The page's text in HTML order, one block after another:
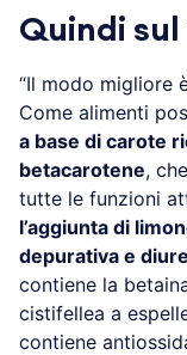
Quindi
“Il modo migliore
Come alimenti
a base di carote
betacarotene,
tutte le funzioni
l’aggiunta di
depurativa e
contiene la
cistifellea a
contiene